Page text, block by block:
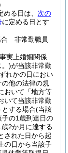
る日は、 次の
に定める日とす
合 非常勤職員
実上婚姻関係
。)が当該非常勤
れかの日におい
他の法律の規
おいて「地方等
いて当該非常勤
する場合(当該
の1歳到達日の
2か月に達する
された日から起
の日から当該子